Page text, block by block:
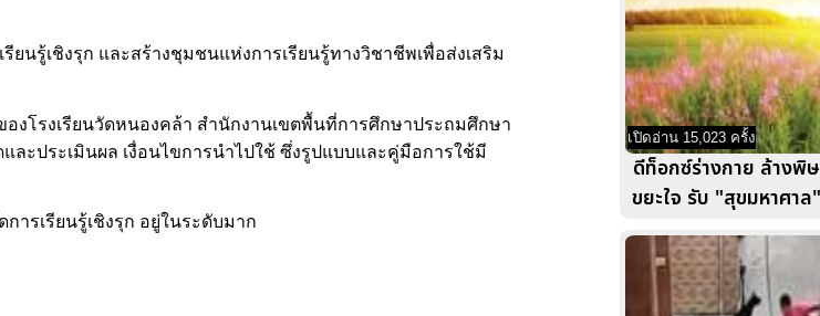
รู้เชิงรุก และสร้างชุมชนแห่งการเรียนรู้ทางวิชาชีพเพื่อส่งเสริม
องโรงเรียนวัดหนองคล้า สำนักงานเขตพื้นที่การศึกษาประถมศึกษา
ละประเมินผล เงื่อนไขการนำไปใช้ ซึ่งรูปแบบและคู่มือการใช้มี
ารเรียนรู้เชิงรุก อยู่ในระดับมาก
เปิดอ่าน 15,023 ครั้ง
ดีท็อกซ์ร่างกาย ล้างพิ
ขยะใจ รับ "สุขมหาศา